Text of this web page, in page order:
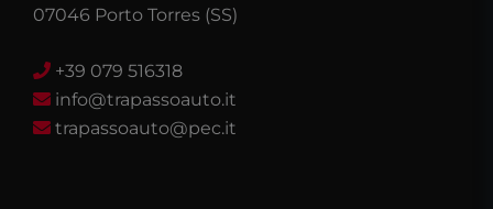
07046 Porto Torres (SS)
+39 079 516318
info@trapassoauto.it
trapassoauto@pec.it